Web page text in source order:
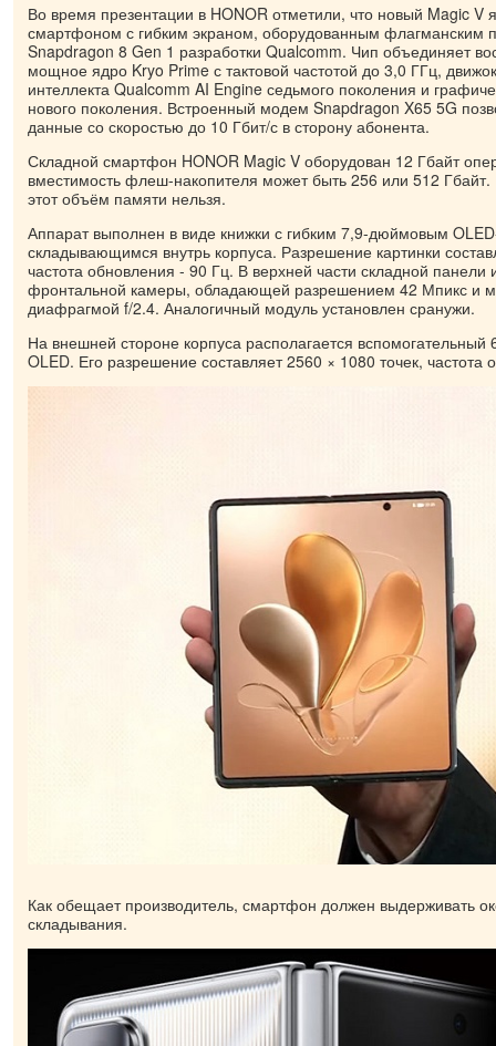
Во время презентации в HONOR отметили, что новый Magic V
смартфоном с гибким экраном, оборудованным флагманским
Snapdragon 8 Gen 1 разработки Qualcomm. Чип объединяет
мощное ядро Kryo Prime с тактовой частотой до 3,0 ГГц, движок
интеллекта Qualcomm AI Engine седьмого поколения и
нового поколения. Встроенный модем Snapdragon X65 5G
данные со скоростью до 10 Гбит/с в сторону абонента.
Складной смартфон HONOR Magic V оборудован 12 Гбайт
вместимость флеш-накопителя может быть 256 или 512
этот объём памяти нельзя.
Аппарат выполнен в виде книжки с гибким 7,9-дюймовым
складывающимся внутрь корпуса. Разрешение картинки
частота обновления - 90 Гц. В верхней части складной панели
фронтальной камеры, обладающей разрешением 42 Мпикс и
диафрагмой f/2.4. Аналогичный модуль установлен сранужи.
На внешней стороне корпуса располагается
OLED. Его разрешение составляет 2560 × 1080 точек, частота
Как обещает производитель, смартфон должен выдерживать
складывания.